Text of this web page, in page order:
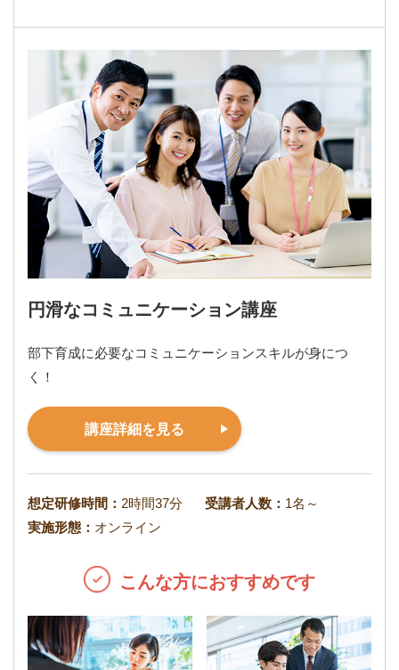
円滑なコミュニケーション講座
部下育成に必要なコミュニケーションスキルが身につ
く！
講座詳細を見る
想定研修時間： 2時間37分 受講者人数： 1名～
実施形態： オンライン
こんな方におすすめです